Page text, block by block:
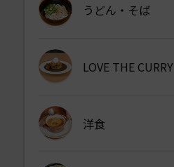
うどん・そば
LOVE THE CURRY
洋食